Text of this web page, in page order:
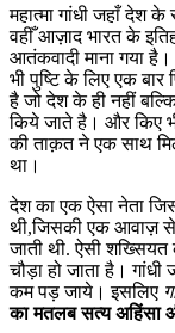
महात्मा गांधी जहाँ देश
वहीँ आज़ाद भारत के
आतंकवादी माना गया
भी पुष्टि के लिए एक बार
है जो देश के ही नहीं
किये जाते है। और किए
की ताक़त ने एक साथ
था।
देश का एक ऐसा नेता
थी,जिसकी एक आवाज़
जाती थी. ऐसी शख्सियत
चौड़ा हो जाता है। गांधी
कम पड़ जाये। इसलिए
का मतलब सत्य अहिंसा